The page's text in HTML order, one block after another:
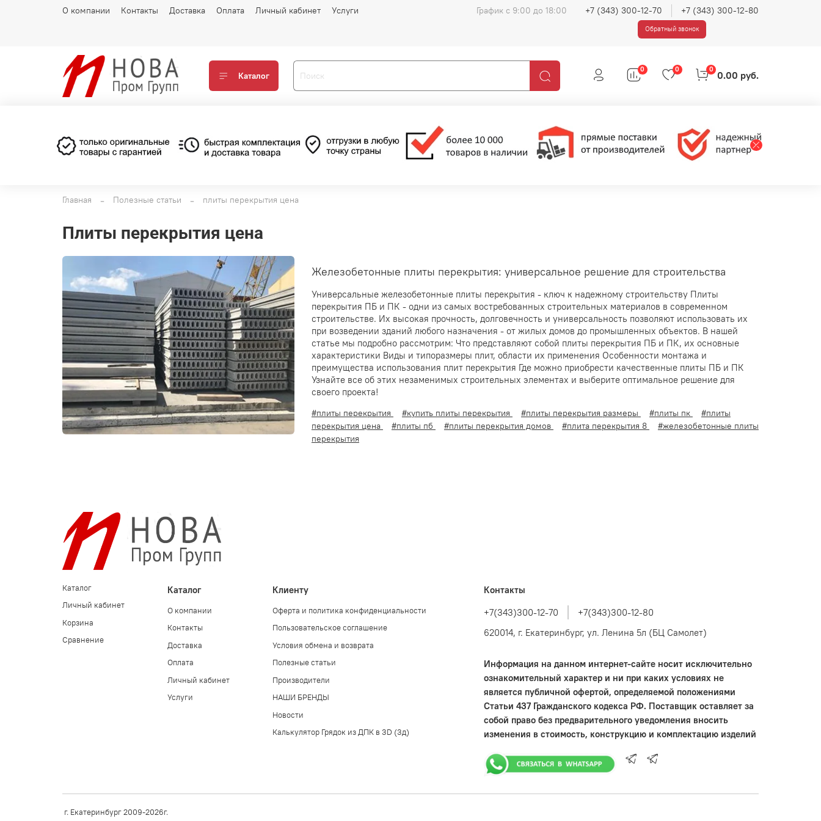
О компании Контакты Доставка Оплата Личный кабинет Услуги График с 9:00 до 18:00 +7 (343) 300-12-70 +7 (343) 300-12-80
Обратный звонок
Каталог
0 0 0 0.00 руб.
Главная Полезные статьи плиты перекрытия цена
плиты перекрытия цена
Железобетонные плиты перекрытия: универсальное решение для строительства
Универсальные железобетонные плиты перекрытия - ключ к надежному строительству Плиты
перекрытия ПБ и ПК - одни из самых востребованных строительных материалов в современном
строительстве. Их высокая прочность, долговечность и универсальность позволяют использовать их
при возведении зданий любого назначения - от жилых домов до промышленных объектов. В нашей
статье мы подробно рассмотрим: Что представляют собой плиты перекрытия ПБ и ПК, их основные
характеристики Виды и типоразмеры плит, области их применения Особенности монтажа и
преимущества использования плит перекрытия Где можно приобрести качественные плиты ПБ и ПК
Узнайте все об этих незаменимых строительных элементах и выберите оптимальное решение для
своего проекта!
#плиты перекрытия #купить плиты перекрытия #плиты перекрытия размеры #плиты пк
#плиты
перекрытия цена
#плиты пб #плиты перекрытия домов #плита перекрытия 8
#железобетонные плиты
перекрытия
Каталог
Личный кабинет
Корзина
Сравнение
Каталог
О компании
Контакты
Доставка
Оплата
Личный кабинет
Услуги
Клиенту
Оферта и политика конфиденциальности
Пользовательское соглашение
Условия обмена и возврата
Полезные статьи
Производители
НАШИ БРЕНДЫ
Новости
Калькулятор Грядок из ДПК в 3D (3д)
Контакты
+7(343)300-12-70
+7(343)300-12-80
620014, г. Екатеринбург, ул. Ленина 5л (БЦ Самолет)
Информация на данном интернет-сайте носит исключительно
ознакомительный характер и ни при каких условиях не
является публичной офертой, определяемой положениями
Статьи 437 Гражданского кодекса РФ. Поставщик оставляет за
собой право без предварительного уведомления вносить
изменения в стоимость, конструкцию и комплектацию изделий
г. Екатеринбург 2009-2026г.